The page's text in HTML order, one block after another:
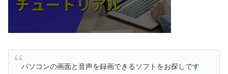
パソコンの画面と音声を録画できるソフトをお探しです